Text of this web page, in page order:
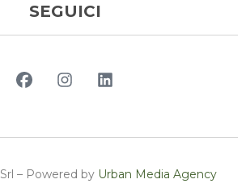
SEGUICI
– Powered by Urban Media Agency